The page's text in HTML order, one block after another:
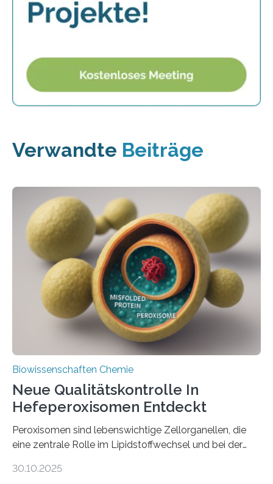
Verwandte Beiträge
Biowissenschaften Chemie
Neue Qualitätskontrolle In
Hefeperoxisomen Entdeckt
Peroxisomen sind lebenswichtige Zellorganellen, die
eine zentrale Rolle im Lipidstoffwechsel und bei der
erfüllen können, müssen zahlreiche Enzyme präzise in
30.10.2025